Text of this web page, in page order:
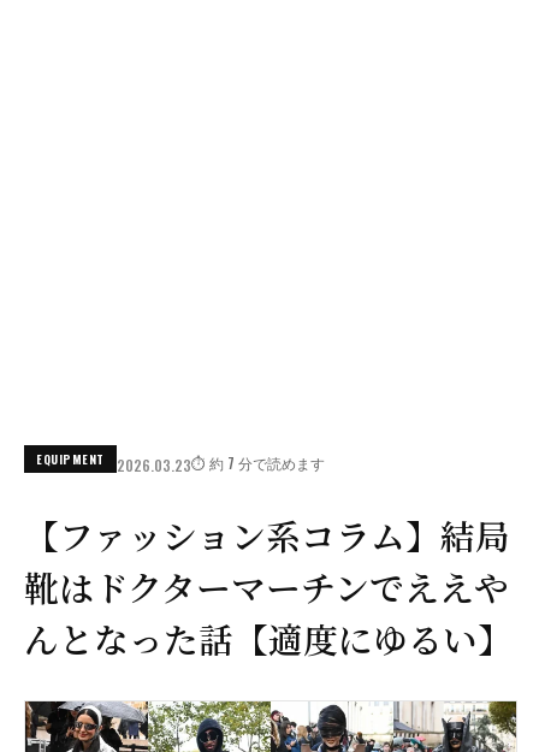
EQUIPMENT 2026.03.23⏱️ 約 7 分で読めます
【ファッション系コラム】結局
靴はドクターマーチンでええや
んとなった話【適度にゆるい】